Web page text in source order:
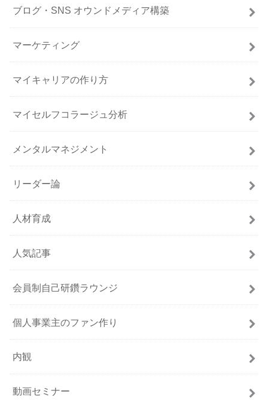
ブログ・SNS オウンドメディア構築
マーケティング
マイキャリアの作り方
マイセルフコラージュ分析
メンタルマネジメント
リーダー論
人材育成
人気記事
会員制自己研鑽ラウンジ
個人事業主のファン作り
内観
動画セミナー